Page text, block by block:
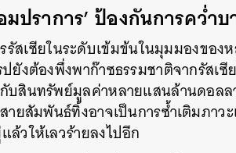
มปราการ’ ป้องกันการคว่ำ
รัสเซียในระดับเข้มข้นในมุมมองขอ
ยังต้องพึ่งพาก๊าซธรรมชาติจากรัสเ
สินทรัพย์มูลค่าหลายแสนล้านดอลล
ายสัมพันธ์ทิ้งอาจเป็นการซ้ำเติมภาว
วให้เลวร้ายลงไปอีก